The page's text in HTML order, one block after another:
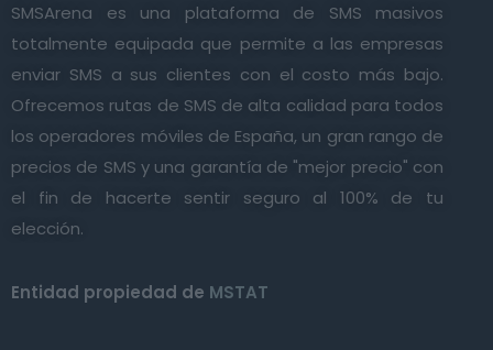
SMSArena es una plataforma de SMS masivos
totalmente equipada que permite a las empresas
enviar SMS a sus clientes con el costo más bajo.
Ofrecemos rutas de SMS de alta calidad para todos
los operadores móviles de España, un gran rango de
precios de SMS y una garantía de "mejor precio" con
el fin de hacerte sentir seguro al 100% de tu
elección.
Entidad propiedad de MSTAT